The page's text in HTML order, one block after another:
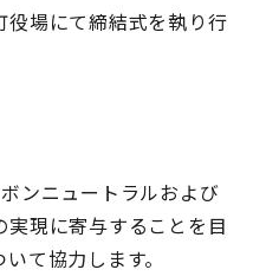
場にて締結式を執り行
ンニュートラルおよび
現に寄与することを目
て協力します。